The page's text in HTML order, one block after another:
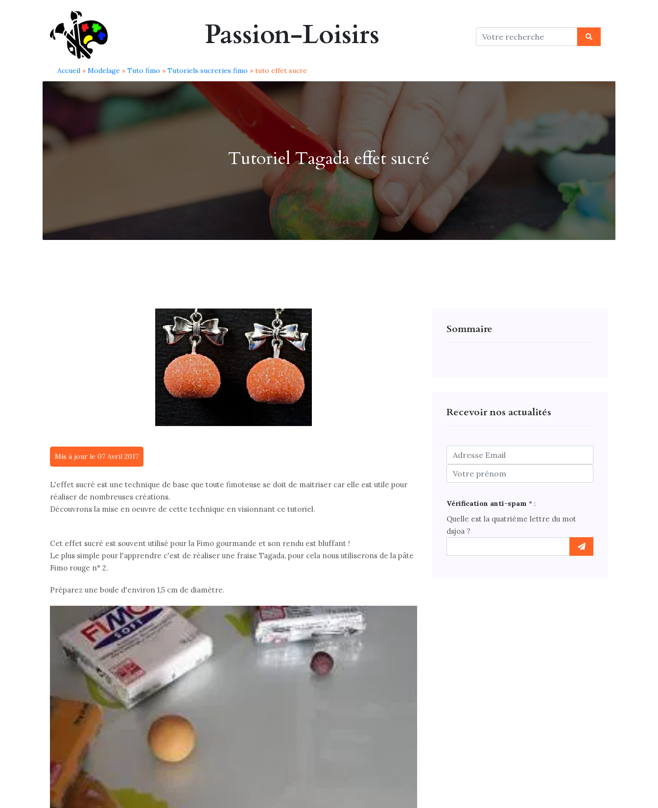
Passion-Loisirs
Tutoriel Tagada effet sucré
Mis à jour le 07 Avril 2017
L'effet sucré est une technique de base que toute fimoteuse se doit de maitriser car elle est utile pour
réaliser de nombreuses créations.
Découvrons la mise en oeuvre de cette technique en visionnant ce tutoriel.
Cet effet sucré est souvent utilisé pour la Fimo gourmande et son rendu est bluffant !
Le plus simple pour l'apprendre c'est de réaliser une fraise Tagada, pour cela nous utiliserons de la pâte
Fimo rouge n° 2.
Préparez une boule d'environ 1,5 cm de diamètre.
Sommaire
Recevoir nos actualités
Vérification anti-spam * :
Quelle est la quatrième lettre du mot
dsjoa ?
Accueil » Modelage » Tuto fimo » Tutoriels sucreries fimo » tuto effet sucre